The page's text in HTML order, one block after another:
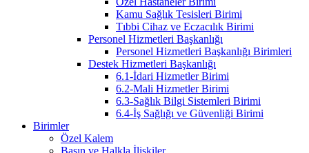
Kamu Sağlık Tesisleri Birimi
Tıbbi Cihaz ve Eczacılık Birimi
Personel Hizmetleri Başkanlığı
Personel Hizmetleri Başkanlığı Birimleri
Destek Hizmetleri Başkanlığı
6.1-İdari Hizmetler Birimi
6.2-Mali Hizmetler Birimi
6.3-Sağlık Bilgi Sistemleri Birimi
6.4-İş Sağlığı ve Güvenliği Birimi
Birimler
Özel Kalem
Basın ve Halkla İlişkiler